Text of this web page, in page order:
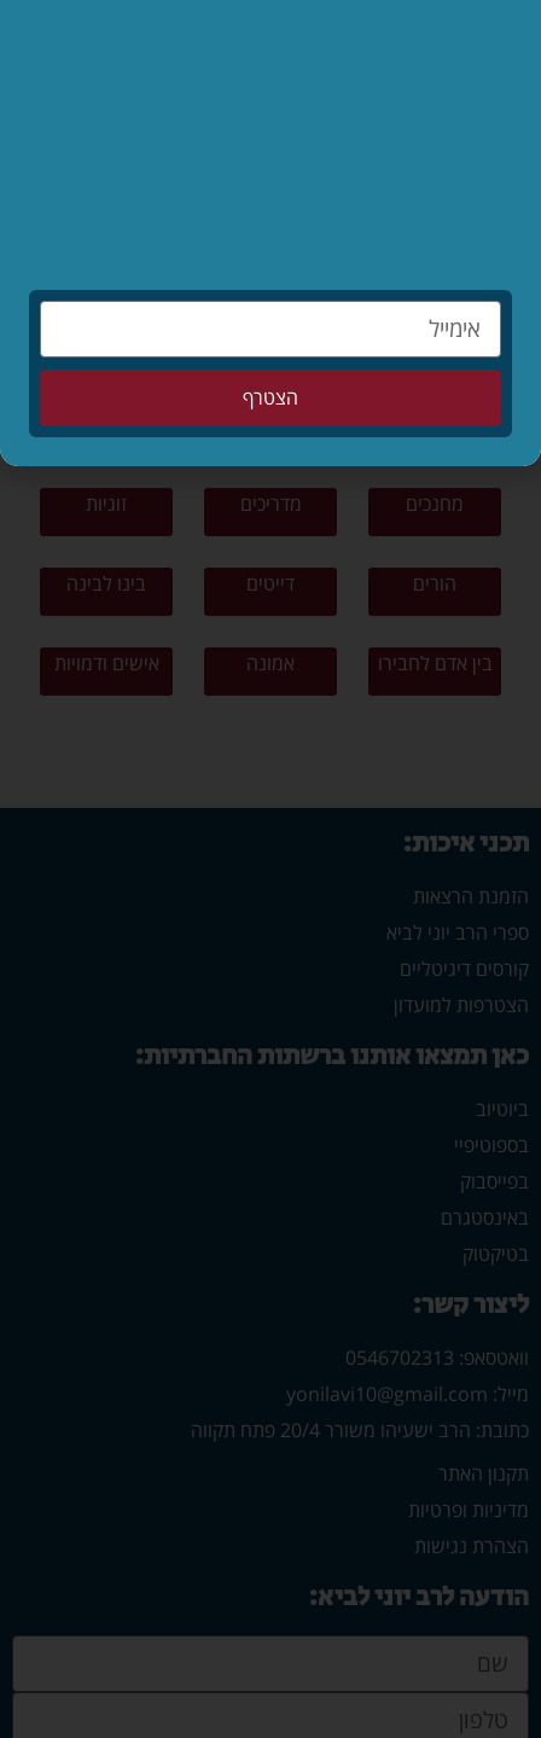
תפילה
ציונות דתית פרשת שבוע סיפורים
מחנכים מדריכים זוגיות
הורים דייטים בינו לבינה
בין אדם לחבירו אמונה אישים ודמויות
תכני איכות:
הזמנת הרצאות
ספרי הרב יוני לביא
קורסים דיגיטליים
הצטרפות למועדון
כאן תמצאו אותנו ברשתות החברתיות:
ביוטיוב
בספוטיפיי
בפייסבוק
באינסטגרם
בטיקטוק
ליצור קשר:
וואטסאפ: 0546702313
מייל: yonilavi10@gmail.com
כתובת: הרב ישעיהו משורר 20/4 פתח תקווה
תקנון האתר
מדיניות ופרטיות
הצהרת נגישות
הודעה לרב יוני לביא:
הצטרף